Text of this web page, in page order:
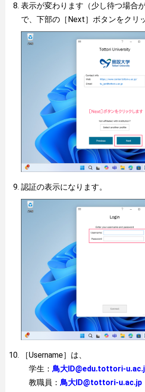
表示が変わります（少し待つ場合
で、下部の［Next］ボタンをクリ
認証の表示になります。
［Username］は、
学生：鳥大ID@edu.tottori-
教職員：鳥大ID@tottori-u.ac.jp